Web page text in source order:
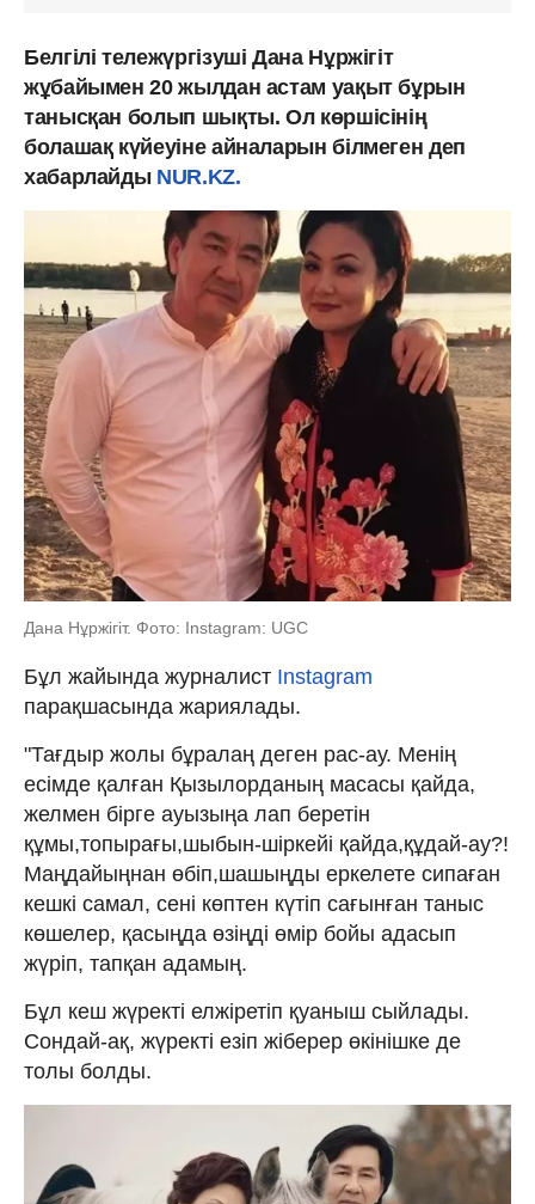
Белгілі тележүргізуші Дана Нұржігіт
жұбайымен 20 жылдан астам уақыт бұрын
танысқан болып шықты. Ол көршісінің
болашақ күйеуіне айналарын білмеген деп
хабарлайдыNUR.KZ.
Дана Нұржігіт. Фото: Instagram: UGC
Бұл жайында журналист Instagram
парақшасында жариялады.
"Тағдыр жолы бұралаң деген рас-ау. Менің
есімде қалған Қызылорданың масасы қайда,
желмен бірге ауызыңа лап беретін
құмы,топырағы,шыбын-шіркейі қайда,құдай-ау?!
Маңдайыңнан өбіп,шашыңды еркелете сипаған
кешкі самал, сені көптен күтіп сағынған таныс
көшелер, қасыңда өзіңді өмір бойы адасып
жүріп, тапқан адамың.
Бұл кеш жүректі елжіретіп қуаныш сыйлады.
Сондай-ақ, жүректі езіп жіберер өкінішке де
толы болды.